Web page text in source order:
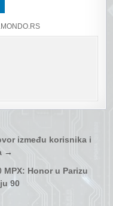
između korisnika i
→
MPX: Honor u Parizu
90